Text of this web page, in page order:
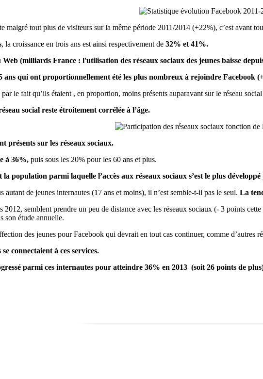
malgré tout plus de visiteurs sur la même période 2011/2014 (+22%), c’est avant
, la croissance en trois ans est ainsi respectivement de 32% et 41%.
(milliards France : l'utilisation des réseaux sociaux des jeunes baisse
ans qui ont proportionnellement été les plus nombreux à rejoindre Facebook
le fait qu’ils étaient , en proportion, moins présents auparavant sur le réseau
social reste étroitement corrélée à l’âge.
présents sur les réseaux sociaux.
à 36%, puis sous les 20% pour les 60 ans et plus.
la population parmi laquelle l’accès aux réseaux sociaux s’est le plus
autant de jeunes internautes (17 ans et moins), il n’est semble-t-il pas le seul. La
2012, semblent prendre un peu de distance avec les réseaux sociaux (- 3 points
son étude annuelle.
des jeunes pour Facebook qui devrait en tout cas continuer, comme d’autres
connectaient à ces services.
parmi ces internautes pour atteindre 36% en 2013 (soit 26 points de